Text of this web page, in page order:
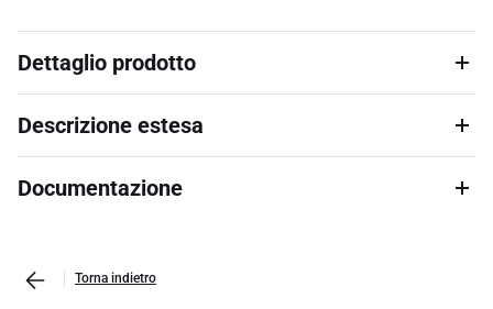
Dettaglio prodotto
Descrizione estesa
Documentazione
Torna indietro